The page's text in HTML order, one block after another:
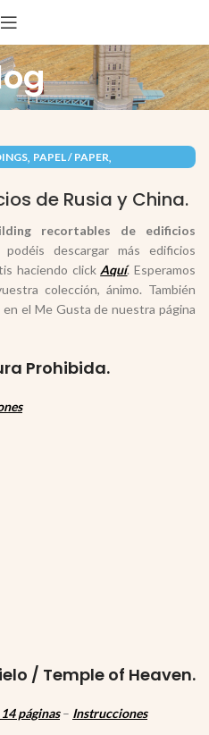
, PAPEL / PAPER,
de Rusia y China.
recortables de edificios
podéis descargar más edificios
haciendo click Aquí. Esperamos
colección, ánimo. También
el Me Gusta de nuestra página
Prohibida.
/ Temple of Heaven.
páginas– Instrucciones